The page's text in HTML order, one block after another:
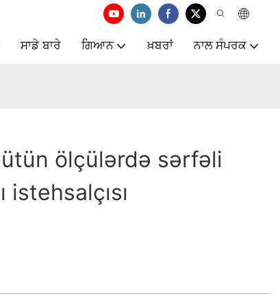
ਸਾਡੇ ਬਾਰੇ ਗਿਆਨ ਖ਼ਬਰਾਂ ਨਾਲ ਸੰਪਰਕ
ölçülərdə sərfəli
istehsalçısı